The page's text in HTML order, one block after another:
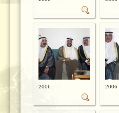
2006 2006